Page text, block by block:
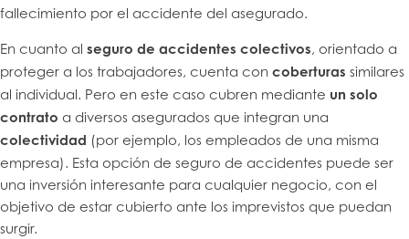
fallecimiento por el accidente del asegurado.
En cuanto al seguro de accidentes colectivos, orientado a
proteger a los trabajadores, cuenta con coberturas similares
al individual. Pero en este caso cubren mediante un solo
contrato a diversos asegurados que integran una
colectividad (por ejemplo, los empleados de una misma
empresa). Esta opción de seguro de accidentes puede ser
una inversión interesante para cualquier negocio, con el
objetivo de estar cubierto ante los imprevistos que puedan
surgir.